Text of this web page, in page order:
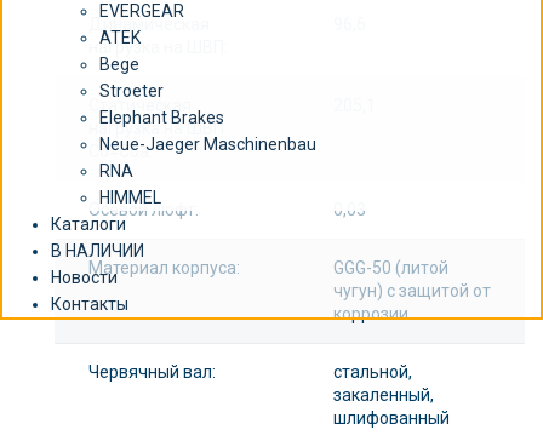
EVERGEAR
ATEK
Bege
Stroeter
Elephant Brakes
Neue-Jaeger Maschinenbau
RNA
HIMMEL
Каталоги
В НАЛИЧИИ
Новости
Контакты
Динамическая
нагрузка на ШВП:
нагрузка на ШВП
Co=Coa:
Осевой люфт: 0,03
Материал корпуса:
GGG-50 (литой
чугун) с защитой от
коррозии
Червячный вал:
стальной,
закаленный,
шлифованный